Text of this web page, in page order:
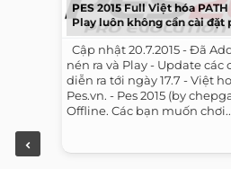
PES 2015 Full Việt hóa PATH
Play luôn không cần cài đặt
Cập nhật 20.7.2015 - Đã
nén ra và Play - Update
diễn ra tới ngày 17.7 - Việt
Pes.vn. - Pes 2015 (by
Offline. Các bạn muốn